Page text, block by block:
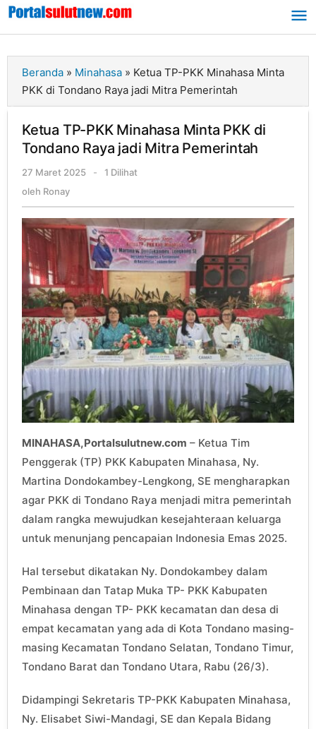
Lewati
Beranda » Minahasa » Ketua TP-PKK Minahasa Minta
PKK di Tondano Raya jadi Mitra Pemerintah
Ketua TP-PKK Minahasa Minta PKK di
Tondano Raya jadi Mitra Pemerintah
27 Maret 2025
oleh
-
1 Dilihat
oleh Ronay
MINAHASA,Portalsulutnew.com – Ketua Tim
Penggerak (TP) PKK Kabupaten Minahasa, Ny.
Martina Dondokambey-Lengkong, SE mengharapkan
agar PKK di Tondano Raya menjadi mitra pemerintah
dalam rangka mewujudkan kesejahteraan keluarga
untuk menunjang pencapaian Indonesia Emas 2025.
Hal tersebut dikatakan Ny. Dondokambey dalam
Pembinaan dan Tatap Muka TP- PKK Kabupaten
Minahasa dengan TP- PKK kecamatan dan desa di
empat kecamatan yang ada di Kota Tondano masing-
masing Kecamatan Tondano Selatan, Tondano Timur,
Tondano Barat dan Tondano Utara, Rabu (26/3).
Didampingi Sekretaris TP-PKK Kabupaten Minahasa,
Ny. Elisabet Siwi-Mandagi, SE dan Kepala Bidang